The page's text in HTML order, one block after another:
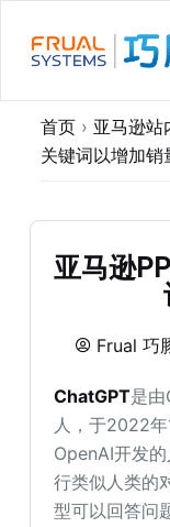
过
首页 › 亚马逊站
关键词以增加销
亚马逊
Frual 巧
ChatGPT是
人，于2022
OpenAI开发
行类似人类的
型可以回答问